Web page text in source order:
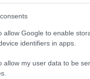
allow Google to enable
identifiers in apps.
allow my user data to be
Deejay), Lo
Vinicio
Ermal Meta
Muccino
cinematografico),
(cantante),